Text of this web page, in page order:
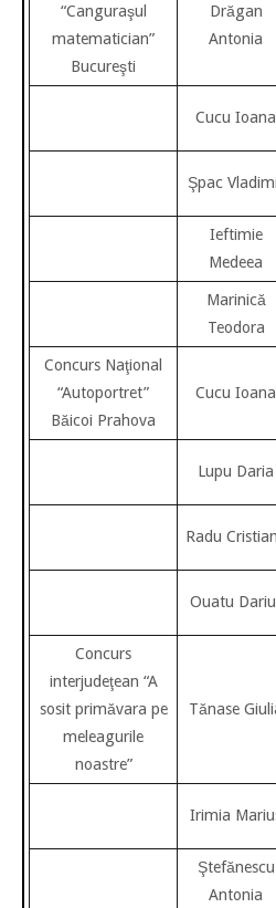
“Canguraşul
matematician”
Bucureşti
Drăgan
Antonia
Cucu Ioana
Şpac
Ieftimie
Medeea
Marinică
Teodora
Concurs Naţional
“Autoportret”
Băicoi Prahova
Cucu Ioana
Lupu Daria
Radu
Ouatu
Concurs
interjudeţean “A
sosit primăvara pe
meleagurile
noastre”
Tănase
Irimia
Ştefănescu
Antonia